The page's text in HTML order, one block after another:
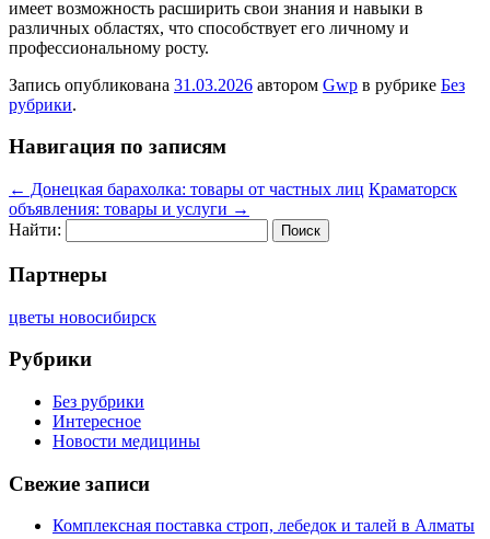
имеет возможность расширить свои знания и навыки в
различных областях, что способствует его личному и
профессиональному росту.
Запись опубликована 31.03.2026 автором Gwp в рубрике Без
рубрики.
Навигация по записям
← Донецкая барахолка: товары от частных лиц Краматорск
объявления: товары и услуги →
Найти:
Партнеры
цветы новосибирск
Рубрики
Без рубрики
Интересное
Новости медицины
Свежие записи
Комплексная поставка строп, лебедок и талей в Алматы